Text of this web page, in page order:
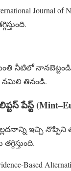
Journal
నీటిలో
తినండి.
పేస్ట్
ఇచ్చి నొప్పిని
Based